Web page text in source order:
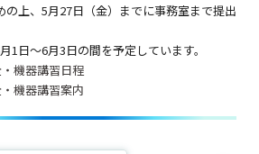
の上、5月27日（金）までに事務室まで提出
1日～6月3日の間を予定しています。
機器講習日程
機器講習案内